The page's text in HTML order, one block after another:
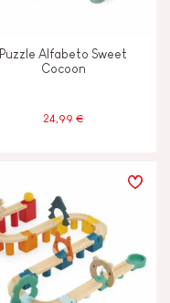
Puzzle Alfabeto Sweet
Cocoon
24,99 €